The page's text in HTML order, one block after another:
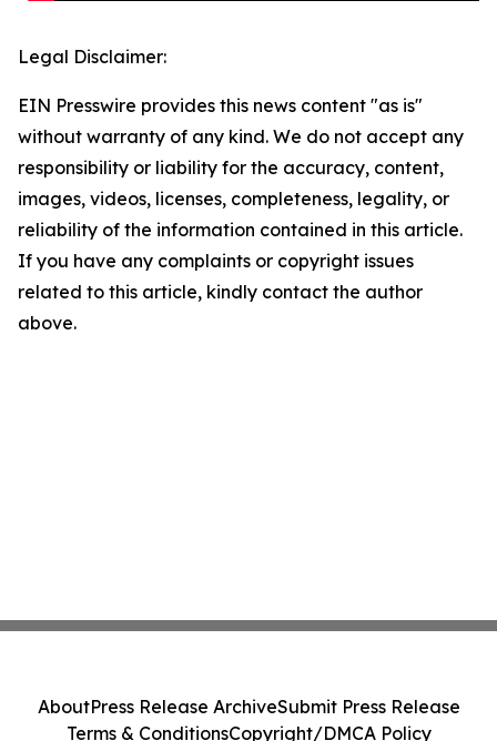
Legal Disclaimer:
EIN Presswire provides this news content "as is"
without warranty of any kind. We do not accept any
responsibility or liability for the accuracy, content,
images, videos, licenses, completeness, legality, or
reliability of the information contained in this article.
If you have any complaints or copyright issues
related to this article, kindly contact the author
above.
AboutPress Release ArchiveSubmit Press Release
Terms & ConditionsCopyright/DMCA Policy